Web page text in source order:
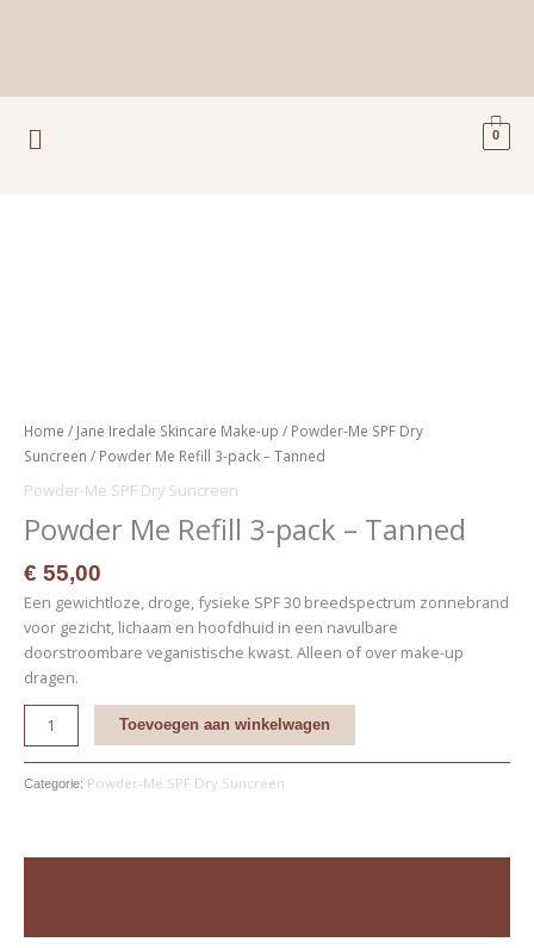
Menu 0
Home / Jane Iredale Skincare Make-up / Powder-Me SPF Dry
Suncreen / Powder Me Refill 3-pack – Tanned
Powder-Me SPF Dry Suncreen
Powder Me Refill 3-pack – Tanned
€ 55,00
Een gewichtloze, droge, fysieke SPF 30 breedspectrum zonnebrand
voor gezicht, lichaam en hoofdhuid in een navulbare
doorstroombare veganistische kwast. Alleen of over make-up
dragen.
Tanned
aantal
Toevoegen aan winkelwagen
Categorie: Powder-Me SPF Dry Suncreen